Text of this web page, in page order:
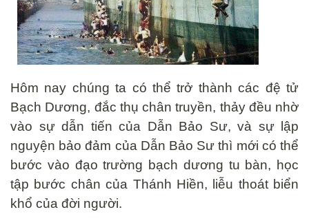
Hôm nay chúng ta có thể trở thành các đệ tử
Bạch Dương, đắc thụ chân truyền, thảy đều nhờ
vào sự dẫn tiến của Dẫn Bảo Sư, và sự lập
nguyện bảo đảm của Dẫn Bảo Sư thì mới có thể
bước vào đạo trường bạch dương tu bàn, học
tập bước chân của Thánh Hiền, liễu thoát biển
khổ của đời người.